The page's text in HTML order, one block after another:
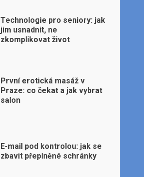
Technologie pro seniory: jak
jim usnadnit, ne
zkomplikovat život
První erotická masáž v
Praze: co čekat a jak vybrat
salon
E-mail pod kontrolou: jak se
zbavit přeplněné schránky